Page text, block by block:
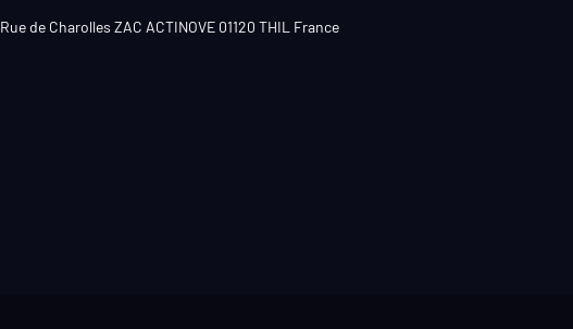
Rue de Charolles ZAC ACTINOVE 01120 THIL France